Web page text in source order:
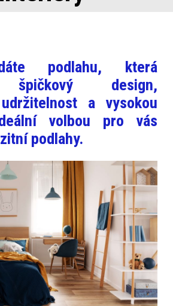
podlahu, která
špičkový design,
a vysokou
volbou pro vás
podlahy.